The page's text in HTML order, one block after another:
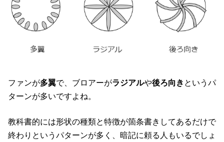
ファンが多翼で、ブロアーがラジアルや後ろ向き というパ
ターンが多いですよね。
教科書的には形状の種類と特徴が箇条書きしてあるだけで
終わりというパターンが多く、暗記に頼る人もいるでしょ